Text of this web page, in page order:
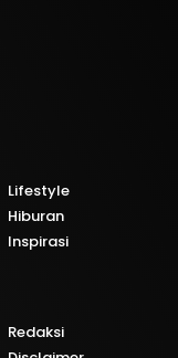
Lifestyle
Hiburan
Inspirasi
Redaksi